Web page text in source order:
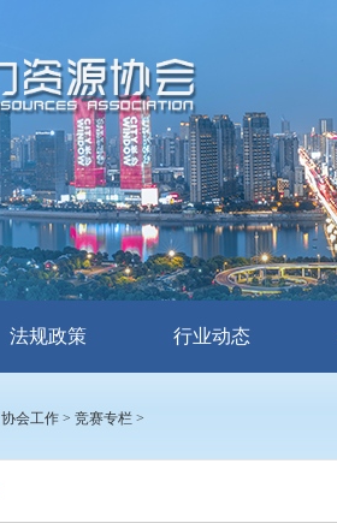
法规政策 行业动态
协会工作 > 竞赛专栏 >